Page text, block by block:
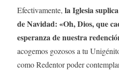
Efectivamente, la Iglesia
de Navidad: «Oh, Dios, que
esperanza de nuestra
acogemos gozosos a tu
como Redentor poder